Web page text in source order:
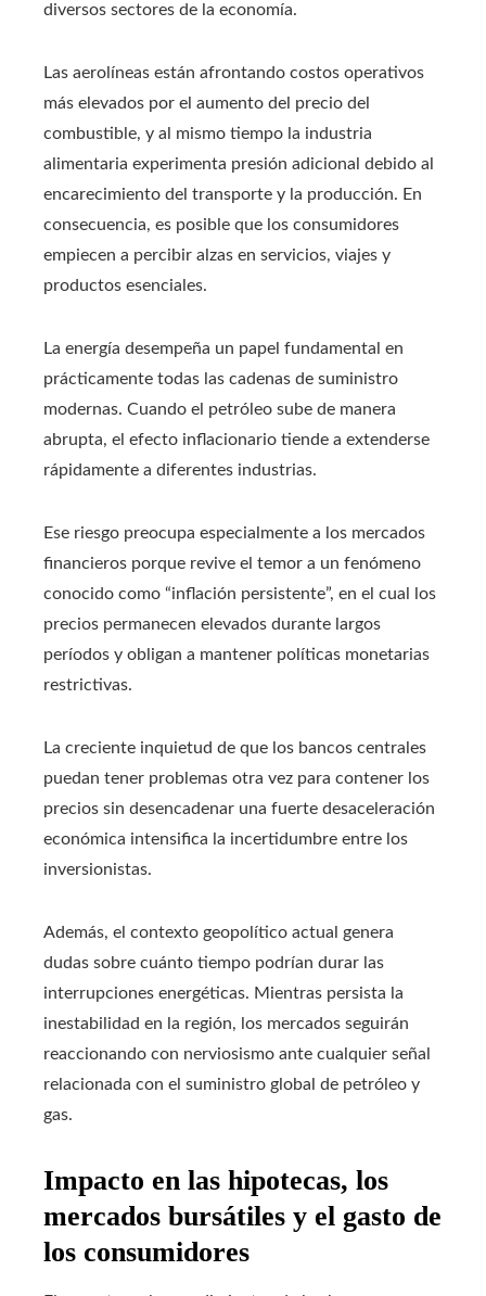
diversos sectores de la economía.
Las aerolíneas están afrontando costos operativos
más elevados por el aumento del precio del
combustible, y al mismo tiempo la industria
alimentaria experimenta presión adicional debido al
encarecimiento del transporte y la producción. En
consecuencia, es posible que los consumidores
empiecen a percibir alzas en servicios, viajes y
productos esenciales.
La energía desempeña un papel fundamental en
prácticamente todas las cadenas de suministro
modernas. Cuando el petróleo sube de manera
abrupta, el efecto inflacionario tiende a extenderse
rápidamente a diferentes industrias.
Ese riesgo preocupa especialmente a los mercados
financieros porque revive el temor a un fenómeno
conocido como “inflación persistente”, en el cual los
precios permanecen elevados durante largos
períodos y obligan a mantener políticas monetarias
restrictivas.
La creciente inquietud de que los bancos centrales
puedan tener problemas otra vez para contener los
precios sin desencadenar una fuerte desaceleración
económica intensifica la incertidumbre entre los
inversionistas.
Además, el contexto geopolítico actual genera
dudas sobre cuánto tiempo podrían durar las
interrupciones energéticas. Mientras persista la
inestabilidad en la región, los mercados seguirán
reaccionando con nerviosismo ante cualquier señal
relacionada con el suministro global de petróleo y
gas.
Impacto en las hipotecas, los
mercados bursátiles y el gasto de
los consumidores